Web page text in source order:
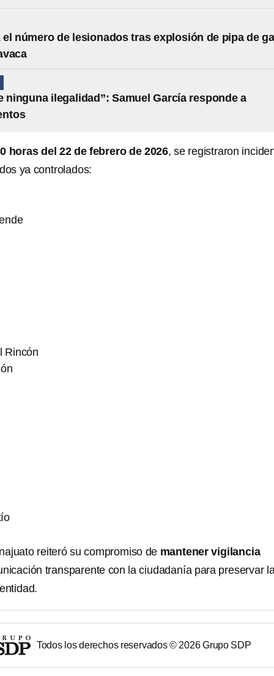
el número de lesionados tras explosión de pipa de
ninguna ilegalidad”: Samuel García responde a
horas del 22 de febrero de 2026, se registraron
ya controlados:
Rincón
reiteró su compromiso de mantener vigilancia
transparente con la ciudadanía para preservar
Todos los derechos reservados © 2026Grupo SDP